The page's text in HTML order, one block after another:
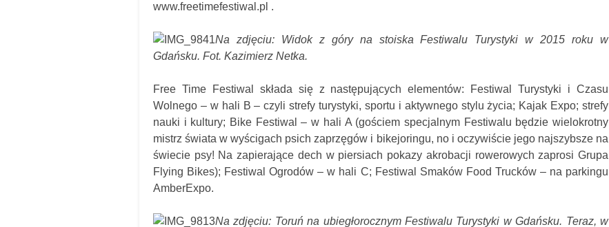
www.freetimefestiwal.pl .
Na zdjęciu: Widok z góry na stoiska Festiwalu Turystyki w 2015 roku w
Gdańsku. Fot. Kazimierz Netka.
Free Time Festiwal składa się z następujących elementów: Festiwal Turystyki i Czasu
Wolnego – w hali B – czyli strefy turystyki, sportu i aktywnego stylu życia; Kajak Expo; strefy
nauki i kultury; Bike Festiwal – w hali A (gościem specjalnym Festiwalu będzie wielokrotny
mistrz świata w wyścigach psich zaprzęgów i bikejoringu, no i oczywiście jego najszybsze na
świecie psy! Na zapierające dech w piersiach pokazy akrobacji rowerowych zaprosi Grupa
Flying Bikes); Festiwal Ogrodów – w hali C; Festiwal Smaków Food Trucków – na parkingu
AmberExpo.
Na zdjęciu: Toruń na ubiegłorocznym Festiwalu Turystyki w Gdańsku. Teraz, w